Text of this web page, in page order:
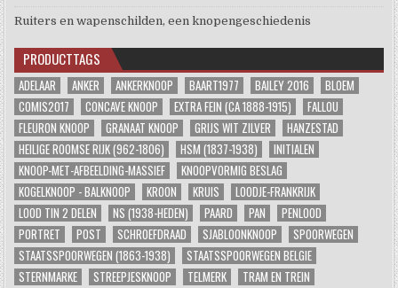
Ruiters en wapenschilden, een knopengeschiedenis
PRODUCTTAGS
ADELAAR ANKER ANKERKNOOP BAART1977 BAILEY 2016
BLOEM
COMIS2017
CONCAVE KNOOP EXTRA FEIN (CA 1888-1915)
FALLOU
FLEURON KNOOP
GRANAAT KNOOP GRIJS WIT ZILVER
HANZESTAD
HEILIGE ROOMSE RIJK (962-1806)
HSM (1837-1938)
INITIALEN
KNOOP-MET-AFBEELDING-MASSIEF
KNOOPVORMIG BESLAG
KOGELKNOOP - BALKNOOP
KROON KRUIS
LOODJE-FRANKRIJK
LOOD TIN 2 DELEN
NS (1938-HEDEN) PAARD PAN
PENLOOD
PORTRET
POST SCHROEFDRAAD SJABLOONKNOOP
SPOORWEGEN
STAATSSPOORWEGEN (1863-1938)
STAATSSPOORWEGEN BELGIE
STERNMARKE
STREEPJESKNOOP TELMERK
TRAM EN TREIN